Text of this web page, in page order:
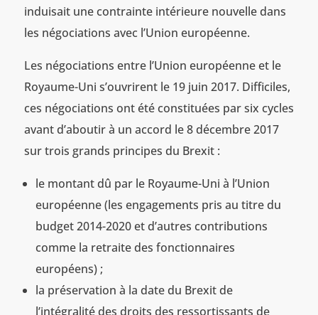
induisait une contrainte intérieure nouvelle dans
les négociations avec l’Union européenne.
Les négociations entre l’Union européenne et le
Royaume-Uni s’ouvrirent le 19 juin 2017. Difficiles,
ces négociations ont été constituées par six cycles
avant d’aboutir à un accord le 8 décembre 2017
sur trois grands principes du Brexit :
le montant dû par le Royaume-Uni à l’Union
européenne (les engagements pris au titre du
budget 2014-2020 et d’autres contributions
comme la retraite des fonctionnaires
européens) ;
la préservation à la date du Brexit de
l’intégralité des droits des ressortissants de